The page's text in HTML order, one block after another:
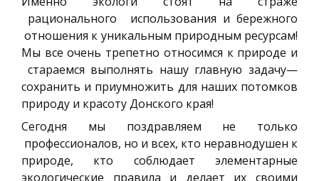
рационального использования и бережного
отношения к уникальным природным ресурсам!
Мы все очень трепетно относимся к природе и
стараемся выполнять нашу главную задачу—
сохранить и приумножить для наших потомков
природу и красоту Донского края!
Сегодня мы поздравляем не только
профессионалов, но и всех, кто неравнодушен к
природе, кто соблюдает элементарные
экологические правила и делает их своими